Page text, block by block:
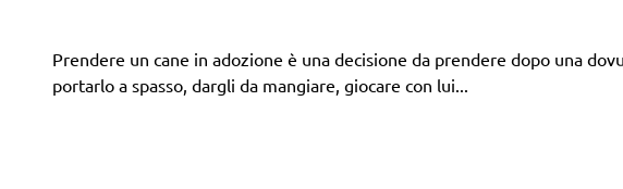
Prendere un cane in adozione è una decisione da prendere dopo una
portarlo a spasso, dargli da mangiare, giocare con lui...